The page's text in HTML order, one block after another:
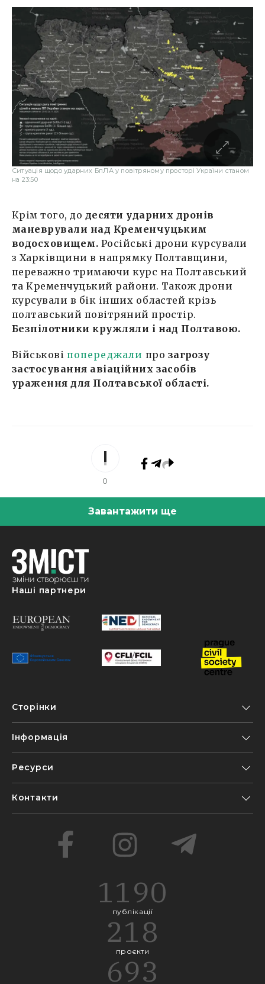
Ситуація щодо ударних БпЛА у повітряному просторі України станом
на 23:50
Крім того, до десяти ударних дронів
маневрували над Кременчуцьким
водосховищем. Російські дрони курсували
з Харківщини в напрямку Полтавщини,
переважно тримаючи курс на Полтавський
та Кременчуцький райони. Також дрони
курсували в бік інших областей крізь
полтавський повітряний простір.
Безпілотники кружляли і над Полтавою.
Військові попереджали про загрозу
застосування авіаційних засобів
ураження для Полтавської області.
0
Завантажити ще
Наші партнери
Сторінки
Інформація
Ресурси
Контакти
1190
публікації
218
проєкти
693